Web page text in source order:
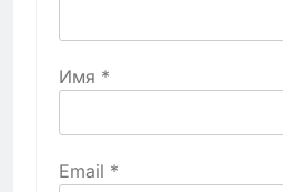
Имя *
Email *